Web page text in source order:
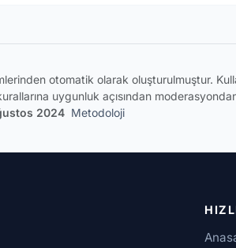
otomatik olarak oluşturulmuştur.
uygunluk açısından
2024 Metodoloji